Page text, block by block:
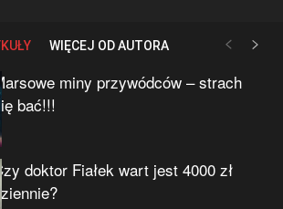
WIĘCEJ OD AUTORA
miny przywódców – strach
bać!!!
doktor Fiałek wart jest 4000 zł